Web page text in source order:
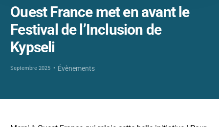
Ouest France met en avant le
Festival de l’Inclusion de
Kypseli
Septembre 2025 Évènements